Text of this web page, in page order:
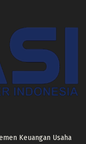
Keuangan Usaha